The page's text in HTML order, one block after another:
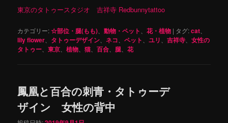
東京のタトゥースタジオ 吉祥寺 Redbunnytattoo
カテゴリー:☆部位・腿(もも) 、動物・ペット 、花・植物 | タグ:cat
lily flower タトゥーデザイン 、ネコ 、ペット 、ユリ 、吉祥寺 、女性の
タトゥー 、東京 、植物 、猫 、百合 腿 、花
鳳凰と百合の刺青・タトゥーデ
ザイン 女性の背中